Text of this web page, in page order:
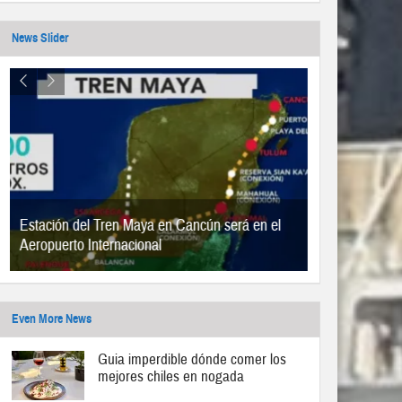
News Slider
Estación del Tren Maya en Cancún será en el
Aeropuerto Internacional
Even More News
Guia imperdible dónde comer los
mejores chiles en nogada